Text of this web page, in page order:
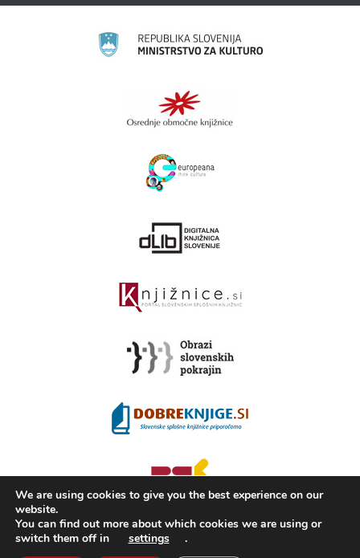
2008 - 2026 ©KAMRA, Production: TrueCAD d.o.o.
We are using cookies to give you the best experience on our
website.
You can find out more about which cookies we are using or
switch them off in
settings .